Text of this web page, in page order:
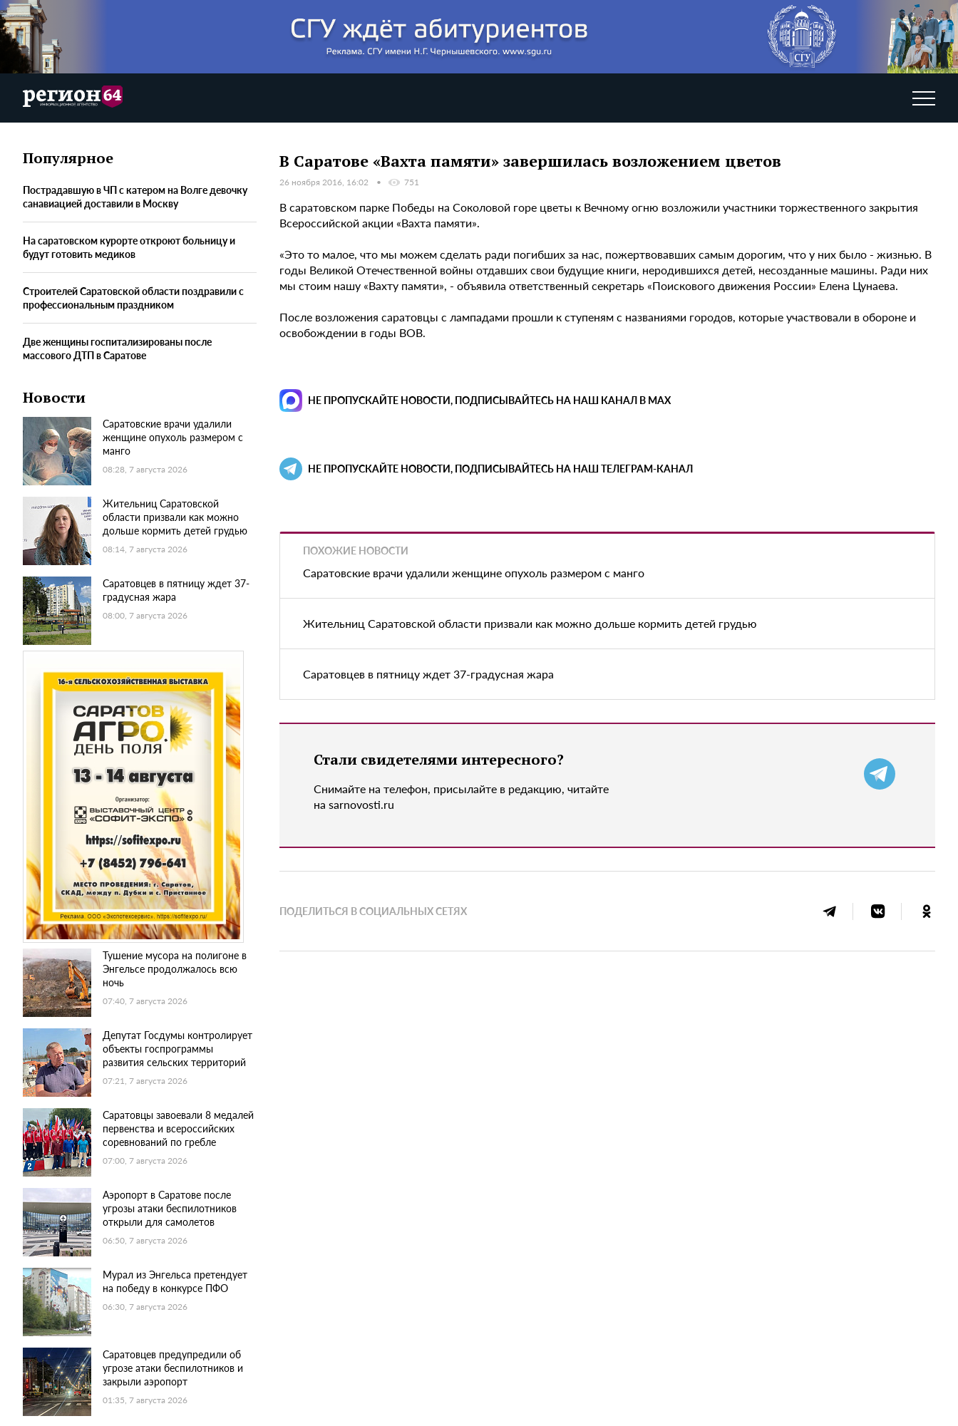
Популярное
Пострадавшую в ЧП с катером на Волге девочку
санавиацией доставили в Москву
На саратовском курорте откроют больницу и
будут готовить медиков
Строителей Саратовской области поздравили с
профессиональным праздником
Две женщины госпитализированы после
массового ДТП в Саратове
Новости
Саратовские врачи удалили
женщине опухоль размером с
манго
08:28, 7 августа 2026
Жительниц Саратовской
области призвали как можно
дольше кормить детей грудью
08:14, 7 августа 2026
Саратовцев в пятницу ждет 37-
градусная жара
08:00, 7 августа 2026
Тушение мусора на полигоне в
Энгельсе продолжалось всю
ночь
07:40, 7 августа 2026
Депутат Госдумы контролирует
объекты госпрограммы
развития сельских территорий
07:21, 7 августа 2026
Саратовцы завоевали 8 медалей
первенства и всероссийских
соревнований по гребле
07:00, 7 августа 2026
Аэропорт в Саратове после
угрозы атаки беспилотников
открыли для самолетов
06:50, 7 августа 2026
Мурал из Энгельса претендует
на победу в конкурсе ПФО
06:30, 7 августа 2026
Саратовцев предупредили об
угрозе атаки беспилотников и
закрыли аэропорт
01:35, 7 августа 2026
В Саратове «Вахта памяти» завершилась возложением цветов
26 ноября 2016, 16:02 751
В саратовском парке Победы на Соколовой горе цветы к Вечному огню возложили участники торжественного закрытия
Всероссийской акции «Вахта памяти».
«Это то малое, что мы можем сделать ради погибших за нас, пожертвовавших самым дорогим, что у них было - жизнью. В
годы Великой Отечественной войны отдавших свои будущие книги, неродившихся детей, несозданные машины. Ради них
мы стоим нашу «Вахту памяти», - объявила ответственный секретарь «Поискового движения России» Елена Цунаева.
После возложения саратовцы с лампадами прошли к ступеням с названиями городов, которые участвовали в обороне и
освобождении в годы ВОВ.
НЕ ПРОПУСКАЙТЕ НОВОСТИ, ПОДПИСЫВАЙТЕСЬ НА НАШ КАНАЛ В MAX
НЕ ПРОПУСКАЙТЕ НОВОСТИ, ПОДПИСЫВАЙТЕСЬ НА НАШ ТЕЛЕГРАМ-КАНАЛ
ПОХОЖИЕ НОВОСТИ
Саратовские врачи удалили женщине опухоль размером с манго
Жительниц Саратовской области призвали как можно дольше кормить детей грудью
Саратовцев в пятницу ждет 37-градусная жара
Стали свидетелями интересного?
Снимайте на телефон, присылайте в редакцию, читайте
на sarnovosti.ru
ПОДЕЛИТЬСЯ В СОЦИАЛЬНЫХ СЕТЯХ